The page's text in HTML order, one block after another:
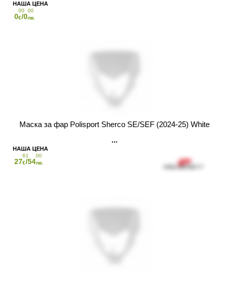
0
00
€/0
00
лв.
Маска за фар Polisport Sherco SE/SEF (2024-25) White
27
61
€/54
00
лв.